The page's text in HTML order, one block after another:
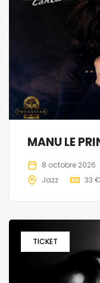
MANU LE
8 octobre 2026
Jazz
33 €
TICKET